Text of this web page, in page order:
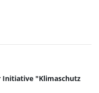
"Klimaschutz